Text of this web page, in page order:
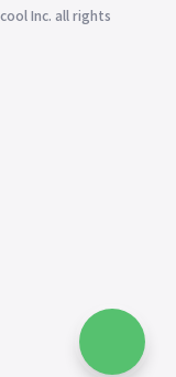
Inc. all rights